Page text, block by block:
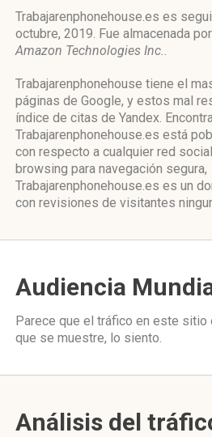
Trabajarenphonehouse.es es
octubre, 2019. Fue almacenada por
Amazon Technologies Inc..
Trabajarenphonehouse tiene el
páginas de Google, y estos mal
índice de citas de Yandex.
Trabajarenphonehouse.es está
con respecto a cualquier red
browsing para navegación segura,
Trabajarenphonehouse.es es un
con revisiones de visitantes
Audiencia
Parece que el tráfico en este sitio
que se muestre, lo siento.
Análisis del